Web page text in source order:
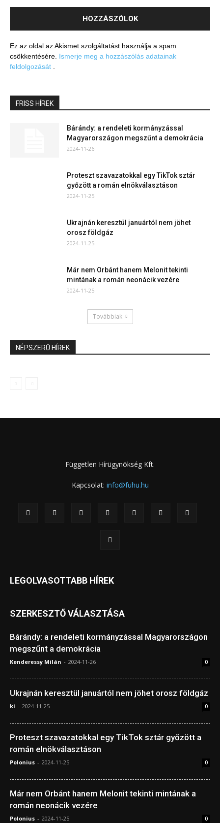
Ez az oldal az Akismet szolgáltatást használja a spam
csökkentésére. Ismerje meg a hozzászólás adatainak
feldolgozását
FRISS HÍREK
Bárándy: a rendeleti kormányzással
Magyarországon megszűnt a demokrácia
2024-11-26
Proteszt szavazatokkal egy TikTok sztár
győzött a román elnökválasztáson
2024-11-25
Ukrajnán keresztül januártól nem jöhet
orosz földgáz
2024-11-25
Már nem Orbánt hanem Melonit tekinti
mintának a román neonácik vezére
2024-11-25
Továbbiak
NÉPSZERŰ HÍREK
Független Hírügynökség Kft.
Kapcsolat: info@fuhu.hu
LEGOLVASOTTABB HÍREK
SZERKESZTŐ VÁLASZTÁSA
Bárándy: a rendeleti kormányzással Magyarországon
megszűnt a demokrácia
Kenderessy Milán - 2024-11-26 0
Ukrajnán keresztül januártól nem jöhet orosz földgáz
ki - 2024-11-25 0
Proteszt szavazatokkal egy TikTok sztár győzött a
román elnökválasztáson
Polonius - 2024-11-25 0
Már nem Orbánt hanem Melonit tekinti mintának a
román neonácik vezére
Polonius - 2024-11-25 0